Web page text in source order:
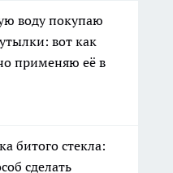
воду покупаю
вот как
применяю её в
битого стекла:
сделать